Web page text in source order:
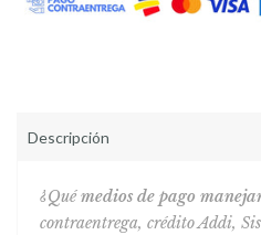
Descripción
¿Quémedios de pago
contraentrega, crédito Addi,